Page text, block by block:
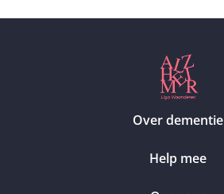
Over dementie
Help mee